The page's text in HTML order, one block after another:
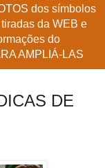
dos símbolos
da WEB e
do
AMPLIÁ-LAS
DE